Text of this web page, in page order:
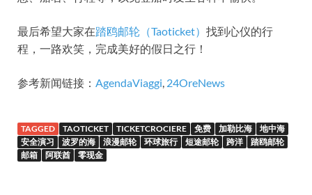
最后希望大家在踏鸥邮轮（Taoticket） 找到心仪的行
程，一路欢笑，完成美好的假日之行！
参考新闻链接： AgendaViaggi, 24OreNews
TAGGED TAOTICKET TICKETCROCIERE 免费 加勒比海
地中海
安全演习
波罗的海 浪漫邮轮 环球旅行 短途邮轮 跨洋
踏鸥邮轮
邮箱
阿联酋 零现金